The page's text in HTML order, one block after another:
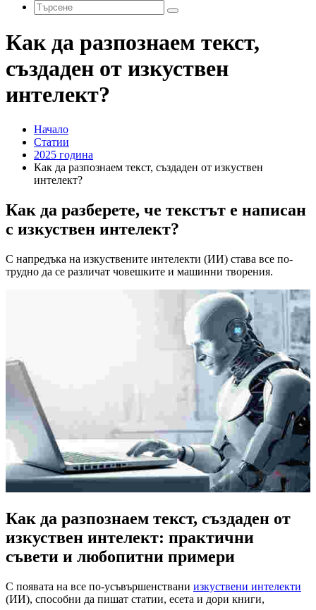
Как да разпознаем текст,
създаден от изкуствен
интелект?
Начало
Статии
2025 година
Как да разпознаем текст, създаден от изкуствен
интелект?
Как да разберете, че текстът е написан
с изкуствен интелект?
С напредъка на изкуствените интелекти (ИИ) става все по-
трудно да се различат човешките и машинни творения.
Как да разпознаем текст, създаден от
изкуствен интелект: практични
съвети и любопитни примери
С появата на все по-усъвършенствани изкуствени интелекти
(ИИ), способни да пишат статии, есета и дори книги,